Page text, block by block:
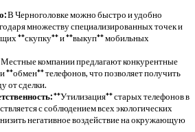
В Черноголовке можно быстро и удобно
множеству специализированных точек и
**скупку** и **выкуп** мобильных
Местные компании предлагают конкурентные
**обмен** телефонов, что позволяет получить
от сделки.
**Утилизация** старых телефонов в
с соблюдением всех экологических
негативное воздействие на окружающую